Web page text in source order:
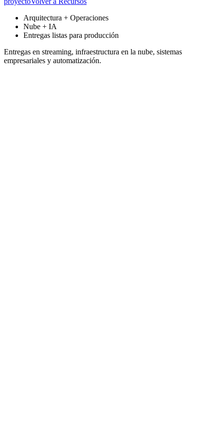
Arquitectura + Operaciones
Nube + IA
Entregas listas para producción
Entregas en streaming, infraestructura en la nube, sistemas
empresariales y automatización.